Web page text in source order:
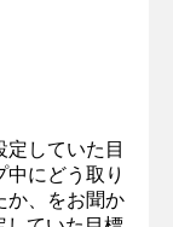
していた目
にどう取り
か、をお聞か